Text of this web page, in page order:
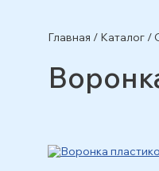
Главная / Каталог /